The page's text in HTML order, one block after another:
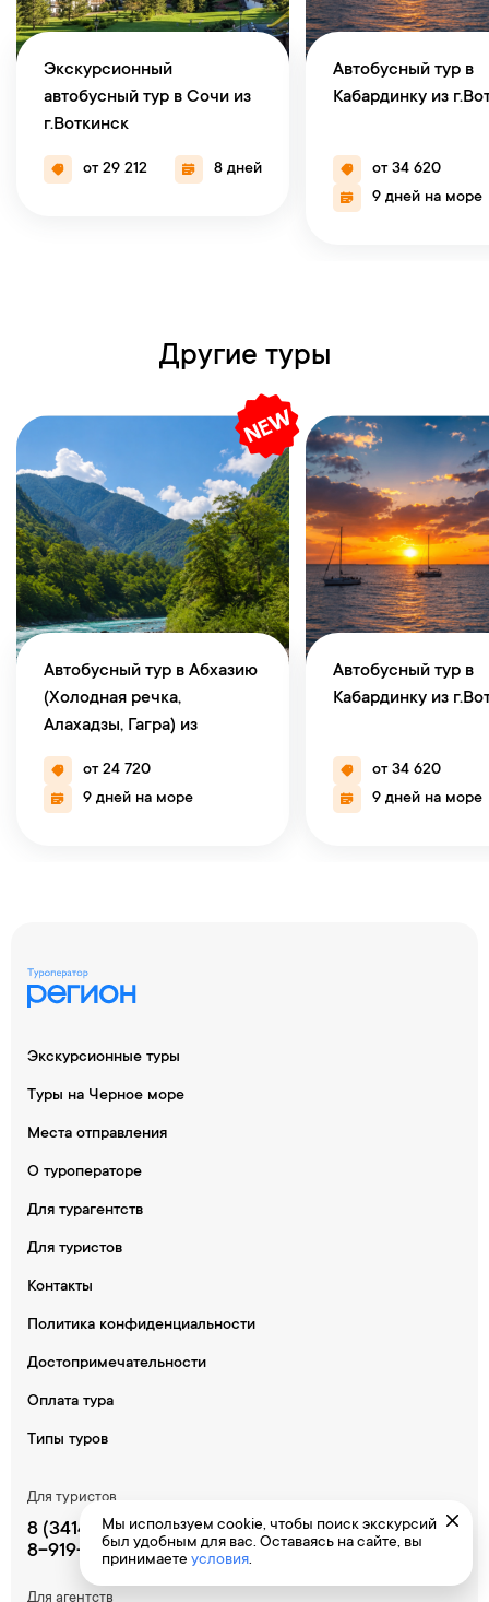
Экскурсионный
автобусный тур в Сочи из
г.Воткинск
от 29 212 8 дней
Автобусный тур в
Кабардинку из
от 34 620
9 дней на море
Другие туры
Автобусный тур в Абхазию
(Холодная речка,
Алахадзы, Гагра) из
г.Воткинск
от 24 720
9 дней на море
Автобусный тур в
Кабардинку из
от 34 620
9 дней на море
Экскурсионные туры
Туры на Черное море
Места отправления
О туроператоре
Для турагентств
Для туристов
Контакты
Политика конфиденциальности
Достопримечательности
Оплата тура
Типы туров
Для туристов
8 (34145) 5-23-80
8-919-905-08-87
Для агентств
Мы используем cookie, чтобы поиск экскурсий
был удобным для вас. Оставаясь на сайте, вы
принимаете условия.